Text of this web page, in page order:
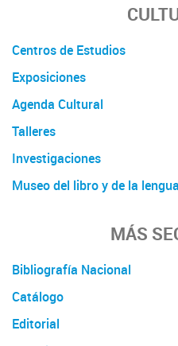
Centros de Estudios
Exposiciones
Agenda Cultural
Talleres
Investigaciones
Museo del libro y de la lengua
MÁS
Bibliografía Nacional
Catálogo
Editorial